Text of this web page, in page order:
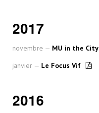
2017
novembre — MU in the City
janvier — Le Focus Vif
2016